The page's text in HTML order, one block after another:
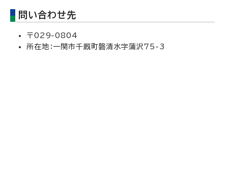
問い合わせ先
〒029-0804
所在地：一関市千厩町磐清水字蒲沢75-3